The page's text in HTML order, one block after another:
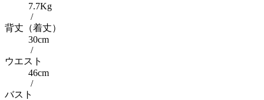
7.7Kg
/
背丈（着丈）
30cm
/
ウエスト
46cm
/
バスト